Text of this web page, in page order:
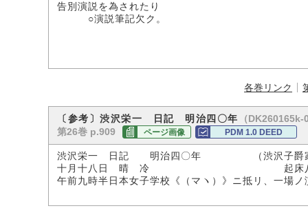
告別演説を為されたり
○演説筆記欠ク。
各巻リンク
〔参考〕渋沢栄一 日記 明治四〇年
（DK260165k-
第26巻 p.909
ページ画像 PDM 1.0 DEED
渋沢栄一 日記 明治四〇年 （渋沢子爵家
十月十八日 晴 冷 起床八時
午前九時半日本女子学校《（マヽ）》ニ抵リ、一場